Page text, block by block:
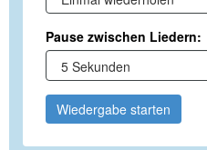
Pause zwischen Liedern:
Wiedergabe starten